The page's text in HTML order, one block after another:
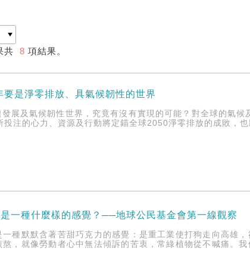
共8 項結果。
是淨零排放、具氣候韌性的世界
展及氣候韌性世界，究竟有沒有實現的可能？對全球的氣
注的心力、資源及行動將定錨全球2050淨零排放的成敗，也
一種什麼樣的感覺？──地球公民基金會第一線觀察
種默默含著苦甜巧克力的感覺：是重工業使打狗走向高雄
，就像勞動者心中無法傾訴的苦衷，常綠植物從不喊痛。